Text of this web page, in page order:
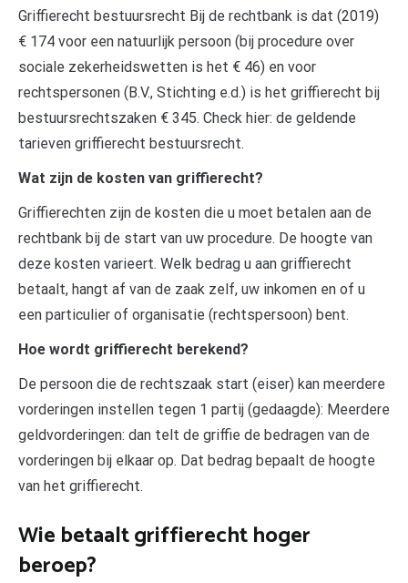
Griffierecht bestuursrecht Bij de rechtbank is dat (2019)
€ 174 voor een natuurlijk persoon (bij procedure over
sociale zekerheidswetten is het € 46) en voor
rechtspersonen (B.V., Stichting e.d.) is het griffierecht bij
bestuursrechtszaken € 345. Check hier: de geldende
tarieven griffierecht bestuursrecht.
Wat zijn de kosten van griffierecht?
Griffierechten zijn de kosten die u moet betalen aan de
rechtbank bij de start van uw procedure. De hoogte van
deze kosten varieert. Welk bedrag u aan griffierecht
betaalt, hangt af van de zaak zelf, uw inkomen en of u
een particulier of organisatie (rechtspersoon) bent.
Hoe wordt griffierecht berekend?
De persoon die de rechtszaak start (eiser) kan meerdere
vorderingen instellen tegen 1 partij (gedaagde): Meerdere
geldvorderingen: dan telt de griffie de bedragen van de
vorderingen bij elkaar op. Dat bedrag bepaalt de hoogte
van het griffierecht.
Wie betaalt griffierecht hoger
beroep?